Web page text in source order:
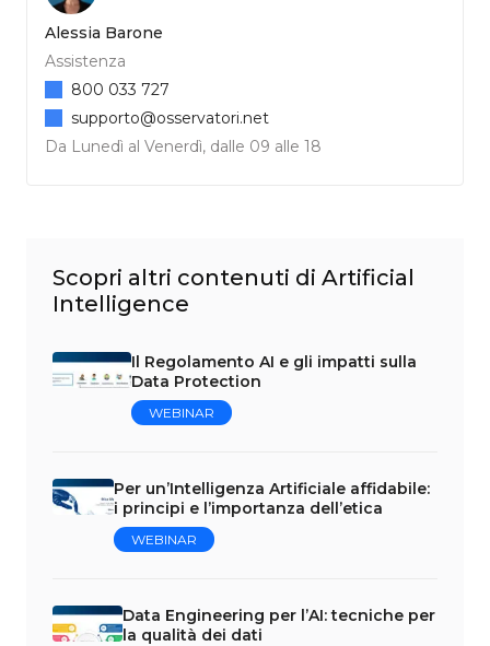
Alessia Barone
Assistenza
Da Lunedì al Venerdì, dalle 09 alle 18
800 033 727
supporto@osservatori.net
Scopri altri contenuti di Artificial
Intelligence
Il Regolamento AI e gli impatti sulla
Data Protection
WEBINAR
Per un’Intelligenza Artificiale affidabile:
i principi e l’importanza dell’etica
WEBINAR
Data Engineering per l’AI: tecniche per
la qualità dei dati